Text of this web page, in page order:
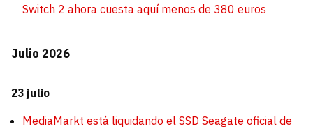
Switch 2 ahora cuesta aquí menos de 380 euros
Julio 2026
23 julio
MediaMarkt está liquidando el SSD Seagate oficial de